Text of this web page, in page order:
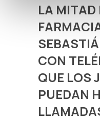
LA MITAD
CON
QUE LOS
PUEDAN